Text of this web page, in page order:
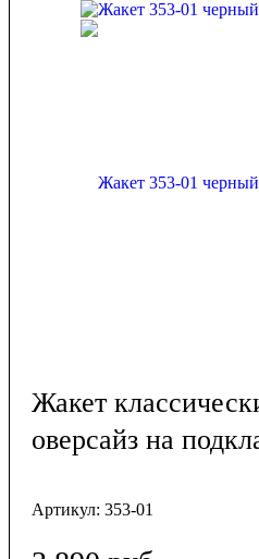
Жакет
оверсайз на
Артикул: 353-01